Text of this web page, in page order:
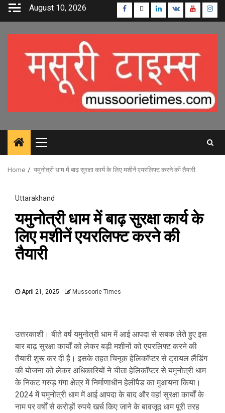
Skip
August 10, 2026 Facebook
TwitterLinkedin
VK Youtube
Primary
Menu
Home यमुनोत्री धाम में बाढ़ सुरक्षा कार्य के लिए मशीनें एयरलिफ्ट करने की तैयारी
Uttarakhand
यमुनोत्री धाम में बाढ़ सुरक्षा कार्य के
लिए मशीनें एयरलिफ्ट करने की
तैयारी
April 21, 2025 Mussoorie Times
उत्तरकाशी। बीते वर्ष यमुनोत्री धाम में आई आपदा से सबक लेते हुए इस
बार बाढ़ सुरक्षा कार्यों को लेकर बड़ी मशीनों को एयरलिफ्ट करने की
तैयारी शुरू कर दी है। इसके तहत चिनूक हेलिकॉप्टर से ट्रायल लैंडिंग
की योजना को लेकर अधिकारियों ने चीता हेलिकॉप्टर से यमुनोत्री धाम
के निकट गरुड़ गंगा क्षेत्र में निर्माणाधीन हेलीपैड का मुआयना किया।
2024 में यमुनोत्री धाम में आई आपदा के बाद और वहां सुरक्षा कार्यों के
नाम पर वर्षों से करोड़ों रुपये खर्च किए जाने के बावजूद धाम पूरी तरह